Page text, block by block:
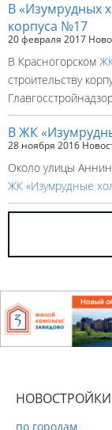
В «Изумрудных
корпуса №17
20 февраля 2017
В Красногорском
строительству
В ЖК
28 ноября 2016
Около улицы
ЖК «Изумрудные
НОВОСТРОЙКИ
по городам